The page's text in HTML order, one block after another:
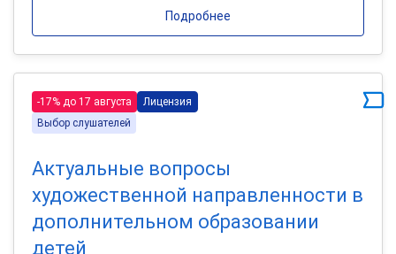
Подробнее
-17% до 17 августа
Лицензия
Выбор слушателей
Актуальные вопросы
художественной направленности в
дополнительном образовании
детей